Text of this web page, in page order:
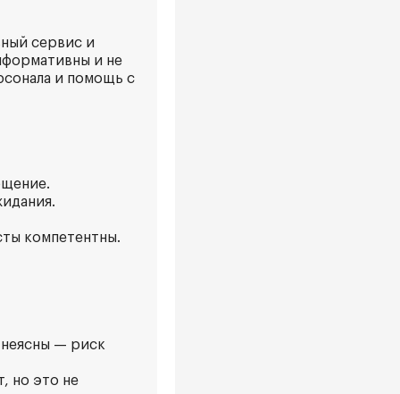
сервис и
и не
и помощь с
компетентны.
неясны — риск
но это не